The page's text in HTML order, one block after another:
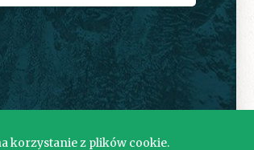
korzystanie z plików cookie.